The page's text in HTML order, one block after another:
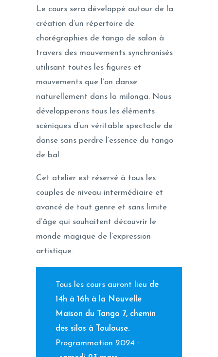
Le cours sera développé autour de la
création d’un répertoire de
chorégraphies de tango de salon à
travers des mouvements synchronisés
utilisant toutes les figures et
mouvements que l’on danse
naturellement dans la milonga. Nous
développerons tous les éléments
scéniques d’un véritable spectacle de
danse sans perdre l’essence du tango
de bal
Cet atelier est réservé à tous les
couples de niveau intermédiaire et
avancé de tout genre et sans limite
d’âge qui souhaitent découvrir le
monde magique de l’expression
artistique.
Tous les cours auront lieu de
14h à 16h à la Nouvelle
Maison du Tango 7, chemin
des silos à Toulouse.
Programmation 2024 :